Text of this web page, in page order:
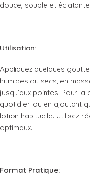
douce, souple et éclatante.
Utilisation:
Appliquez quelques
humides ou secs, en
jusqu’aux pointes. Pour
quotidien ou en ajoutant
lotion habituelle. Utilisez
optimaux.
Format Pratique: